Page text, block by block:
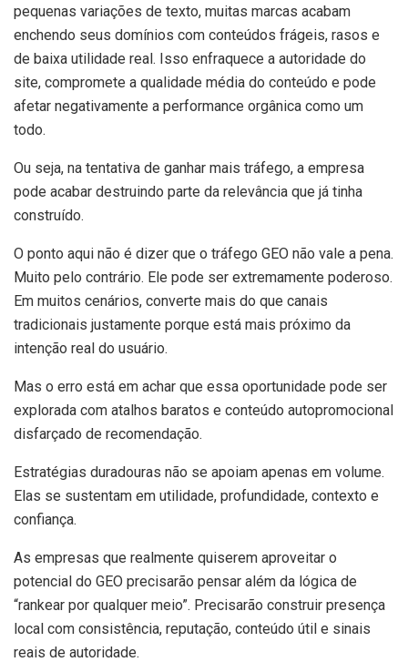
pequenas variações de texto, muitas marcas acabam
enchendo seus domínios com conteúdos frágeis, rasos e
de baixa utilidade real. Isso enfraquece a autoridade do
site, compromete a qualidade média do conteúdo e pode
afetar negativamente a performance orgânica como um
todo.
Ou seja, na tentativa de ganhar mais tráfego, a empresa
pode acabar destruindo parte da relevância que já tinha
construído.
O ponto aqui não é dizer que o tráfego GEO não vale a pena.
Muito pelo contrário. Ele pode ser extremamente poderoso.
Em muitos cenários, converte mais do que canais
tradicionais justamente porque está mais próximo da
intenção real do usuário.
Mas o erro está em achar que essa oportunidade pode ser
explorada com atalhos baratos e conteúdo autopromocional
disfarçado de recomendação.
Estratégias duradouras não se apoiam apenas em volume.
Elas se sustentam em utilidade, profundidade, contexto e
confiança.
As empresas que realmente quiserem aproveitar o
potencial do GEO precisarão pensar além da lógica de
“rankear por qualquer meio”. Precisarão construir presença
local com consistência, reputação, conteúdo útil e sinais
reais de autoridade.